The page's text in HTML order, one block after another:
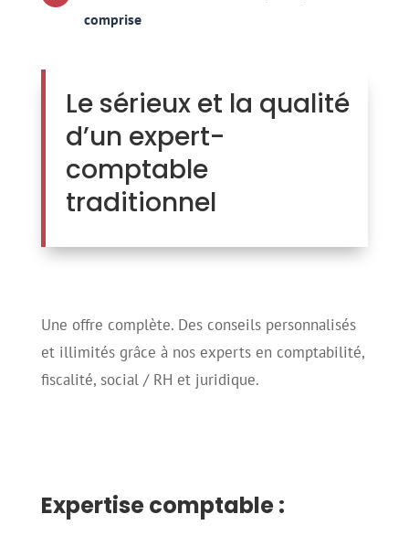
comprise
Le sérieux et la qualité
d’un expert-
comptable
traditionnel
Une offre complète. Des conseils personnalisés
et illimités grâce à nos experts en comptabilité,
fiscalité, social / RH et juridique.
Expertise comptable :